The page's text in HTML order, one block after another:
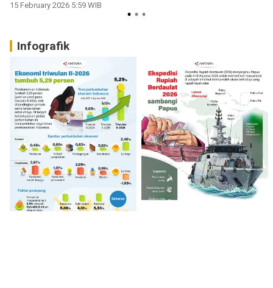
15 February 2026 5:59 WIB
Infografik